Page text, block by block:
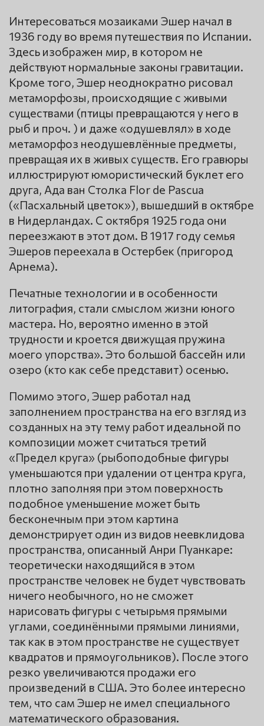
Интересоваться мозаиками Эшер начал в
1936 году во время путешествия по Испании.
Здесь изображен мир, в котором не
действуют нормальные законы гравитации.
Кроме того, Эшер неоднократно рисовал
метаморфозы, происходящие с живыми
существами (птицы превращаются у него в
рыб и проч. ) и даже «одушевлял» в ходе
метаморфоз неодушевлённые предметы,
превращая их в живых существ. Его гравюры
иллюстрируют юмористический буклет его
друга, Ада ван Столка Flor de Pascua
(«Пасхальный цветок»), вышедший в октябре
в Нидерландах. С октября 1925 года они
переезжают в этот дом. В 1917 году семья
Эшеров переехала в Остербек (пригород
Арнема).
Печатные технологии и в особенности
литография, стали смыслом жизни юного
мастера. Но, вероятно именно в этой
трудности и кроется движущая пружина
моего упорства». Это большой бассейн или
озеро (кто как себе представит) осенью.
Помимо этого, Эшер работал над
заполнением пространства на его взгляд из
созданных на эту тему работ идеальной по
композиции может считаться третий
«Предел круга» (рыбоподобные фигуры
уменьшаются при удалении от центра круга,
плотно заполняя при этом поверхность
подобное уменьшение может быть
бесконечным при этом картина
демонстрирует один из видов неевклидова
пространства, описанный Анри Пуанкаре:
теоретически находящийся в этом
пространстве человек не будет чувствовать
ничего необычного, но не сможет
нарисовать фигуры с четырьмя прямыми
углами, соединёнными прямыми линиями,
так как в этом пространстве не существует
квадратов и прямоугольников). После этого
резко увеличиваются продажи его
произведений в США. Это более интересно
тем, что сам Эшер не имел специального
математического образования.